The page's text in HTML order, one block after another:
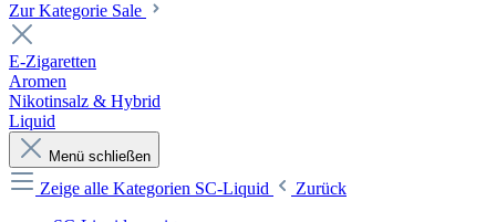
Zur Kategorie Sale
E-Zigaretten
Aromen
Nikotinsalz & Hybrid
Liquid
Menü schließen
Zeige alle Kategorien SC-Liquid
Zurück